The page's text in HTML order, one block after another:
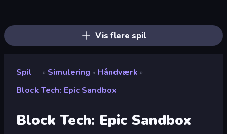
Vis flere spil
Spil » Simulering » Håndværk »
Block Tech: Epic Sandbox
Block Tech: Epic Sandbox